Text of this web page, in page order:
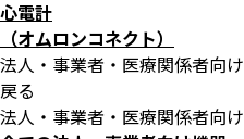
心電計
（オムロンコネクト）
法人・事業者・医療関係者向け
戻る
法人・事業者・医療関係者向け